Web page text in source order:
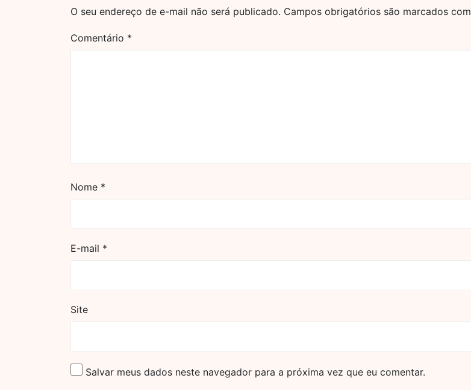
O seu endereço de e-mail não será publicado. Campos obrigatórios são marcados com
Comentário *
Nome *
E-mail *
Site
Salvar meus dados neste navegador para a próxima vez que eu comentar.